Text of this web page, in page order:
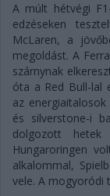
A múlt hétvégi
edzéseken
McLaren, a
megoldást. A
szárnynak
óta a Red Bull-lal
az energiaitalosok
és silverstone-i
dolgozott
Hungaroringen
alkalommal,
vele. A mogyoródi